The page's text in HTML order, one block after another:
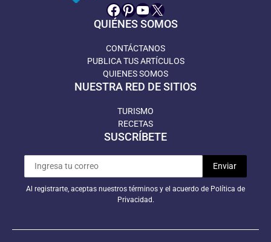
Facebook
Pinterest
YouTube
X
QUIÉNES SOMOS
CONTÁCTANOS
PUBLICA TUS ARTÍCULOS
QUIENES SOMOS
NUESTRA RED DE SITIOS
TURISMO
RECETAS
SUSCRÍBETE
Al registrarte, aceptas nuestros términos y el acuerdo de Política de
Privacidad.